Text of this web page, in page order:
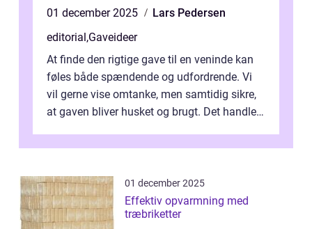
01 december 2025
Lars Pedersen
editorial ,Gaveideer
At finde den rigtige gave til en veninde kan
føles både spændende og udfordrende. Vi
vil gerne vise omtanke, men samtidig sikre,
at gaven bliver husket og brugt. Det handler
01 december 2025
Effektiv opvarmning med
træbriketter